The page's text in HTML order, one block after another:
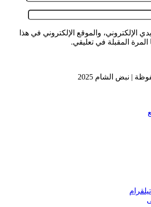
الإلكتروني، والموقع الإلكتروني في هذا
المرة المقبلة في تعليقي.
| نبض الشام 2025
تيلقرام